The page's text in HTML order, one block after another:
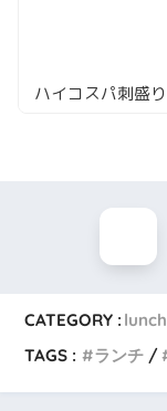
CATEGORY : lunch
TAGS :
ランチ